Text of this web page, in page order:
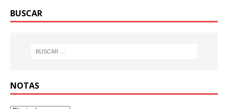
BUSCAR
NOTAS